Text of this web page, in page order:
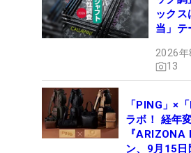
ック
当」テ
2026年
13
「PING」×
ラボ！ 経年
『ARIZONA
ン、9月15日